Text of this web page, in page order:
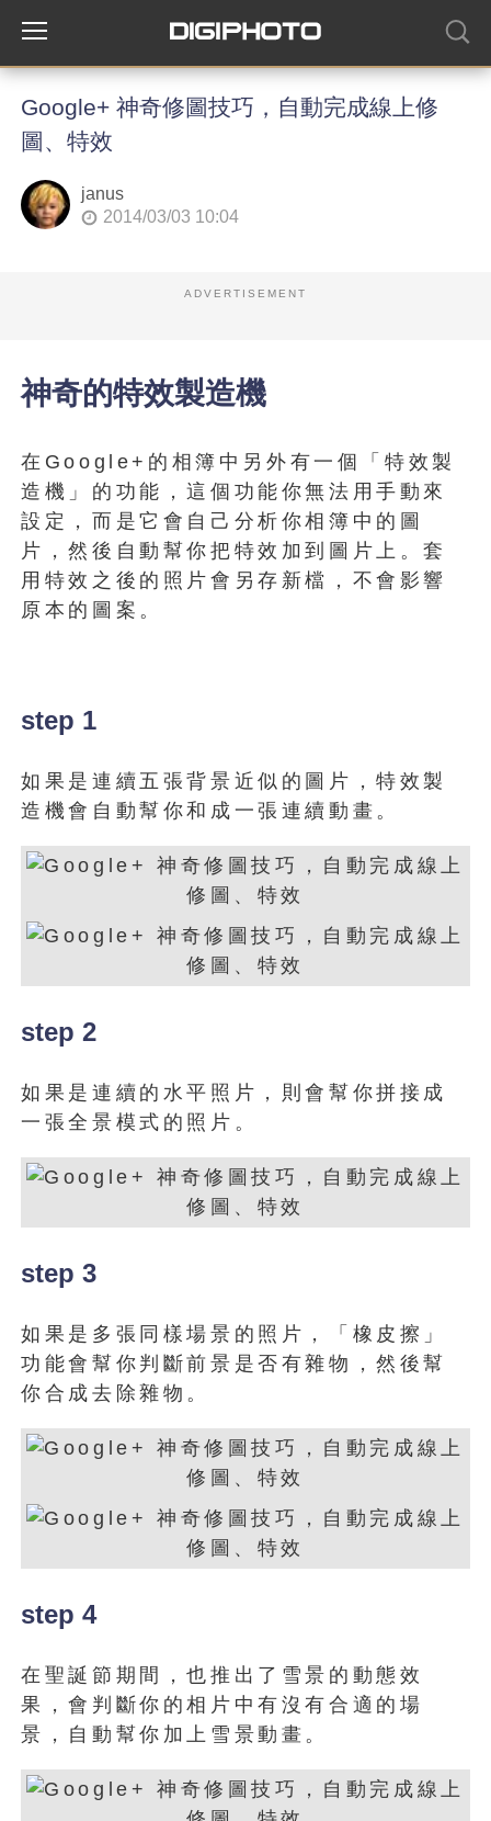
Google+ 神奇修圖技巧，自動完成線上修
圖、特效
janus
2014/03/03 10:04
ADVERTISEMENT
神奇的特效製造機
在Google+的相簿中另外有一個「特效製
造機」的功能，這個功能你無法用手動來
設定，而是它會自己分析你相簿中的圖
片，然後自動幫你把特效加到圖片上。套
用特效之後的照片會另存新檔，不會影響
原本的圖案。
step 1
如果是連續五張背景近似的圖片，特效製
造機會自動幫你和成一張連續動畫。
step 2
如果是連續的水平照片，則會幫你拼接成
一張全景模式的照片。
step 3
如果是多張同樣場景的照片，「橡皮擦」
功能會幫你判斷前景是否有雜物，然後幫
你合成去除雜物。
step 4
在聖誕節期間，也推出了雪景的動態效
果，會判斷你的相片中有沒有合適的場
景，自動幫你加上雪景動畫。